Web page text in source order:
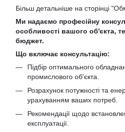
Більш детальніше на сторінці "
Ми надаємо професійну
особливості вашого об'єкта,
бюджет.
Що включає консультацію:
Підбір оптимального
промислового об'єкта.
Розрахунок потужності та
урахуванням ваших потреб.
Рекомендації щодо
експлуатації.